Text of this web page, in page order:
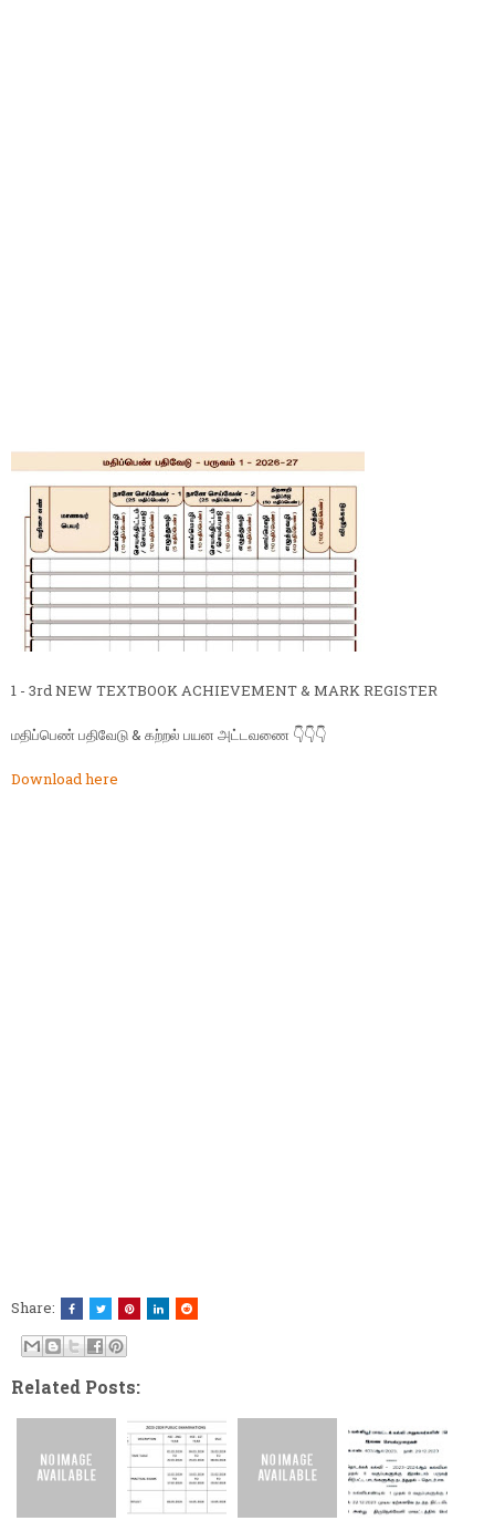
1 - 3rd NEW TEXTBOOK ACHIEVEMENT & MARK REGISTER
மதிப்பெண் பதிவேடு & கற்றல் பயன அட்டவணை 👇👇👇
Download here
Share:
Related Posts: